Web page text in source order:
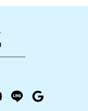
youtubeline